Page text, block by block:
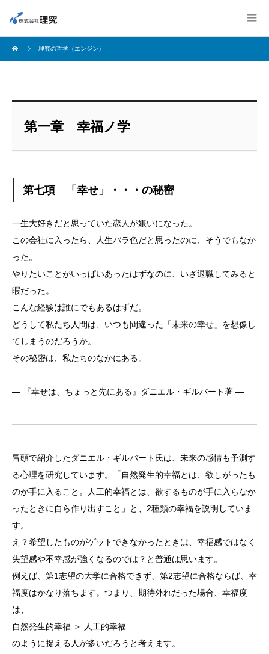
理究の哲学（エンジン）
第一章 幸福ノ学
第七項 「幸せ」・・・の秘密
一生大好きだと思っていた恋人が嫌いになった。
この会社に入ったら、人生バラ色だと思ったのに、そうでもなか
った。
やりたいことがいっぱいあったはずなのに、いざ退職してみると
暇だった。
こんな経験は誰にでもあるはずだ。
どうして私たち人間は、いつも間違った「未来の幸せ」を想像し
てしまうのだろうか。
その秘密は、私たちのなかにある。
― 『幸せは、ちょっと先にある』ダニエル・ギルバート著 ―
冒頭で紹介したダニエル・ギルバート氏は、未来の感情も予測す
る心理を研究しています。「自然発生的幸福とは、欲しがったも
のが手に入ること。人工的幸福とは、欲するものが手に入らなか
ったときに自ら作り出すこと」と、2種類の幸福を説明していま
す。
え？希望したものがゲットできなかったときは、幸福感ではなく
失望感や不幸感が強くなるのでは？と普通は思います。
例えば、第1志望の大学に合格できず、第2志望に合格ならば、幸
福度はかなり落ちます。つまり、期待外れだった場合、幸福度
は、
自然発生的幸福 ＞ 人工的幸福
のように捉える人が多いだろうと考えます。